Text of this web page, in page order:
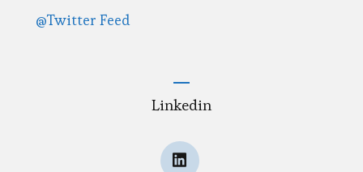
@Twitter Feed
Linkedin